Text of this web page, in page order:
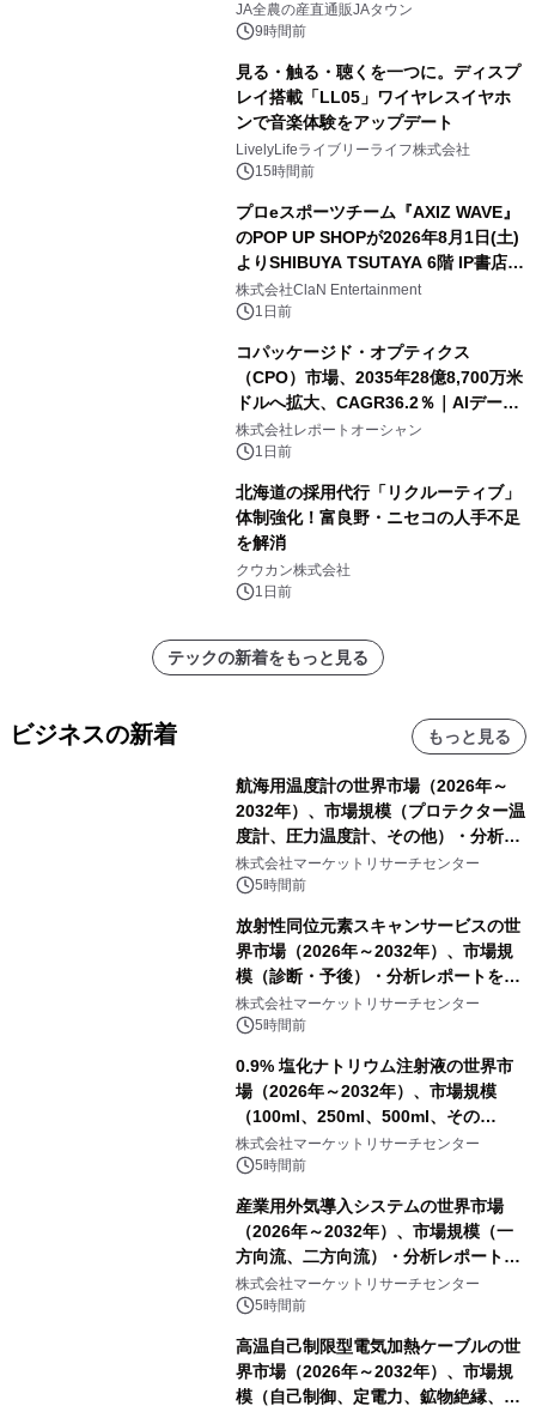
販売！～毎月１０日の定例企画～
JA全農の産直通販JAタウン
9時間前
見る・触る・聴くを一つに。ディスプ
レイ搭載「LL05」ワイヤレスイヤホ
ンで音楽体験をアップデート
LivelyLifeライブリーライフ株式会社
15時間前
プロeスポーツチーム『AXIZ WAVE』
のPOP UP SHOPが2026年8月1日(土)
よりSHIBUYA TSUTAYA 6階 IP書店で
開催決定！！
株式会社ClaN Entertainment
1日前
コパッケージド・オプティクス
（CPO）市場、2035年28億8,700万米
ドルへ拡大、CAGR36.2％｜AIデータ
センター・高速光通信需要が成長を加
速
株式会社レポートオーシャン
1日前
北海道の採用代行「リクルーティブ」
体制強化！富良野・ニセコの人手不足
を解消
クウカン株式会社
1日前
テックの新着をもっと見る
ビジネスの新着 もっと見る
航海用温度計の世界市場（2026年～
2032年）、市場規模（プロテクター温
度計、圧力温度計、その他）・分析レ
ポートを発表
株式会社マーケットリサーチセンター
5時間前
放射性同位元素スキャンサービスの世
界市場（2026年～2032年）、市場規
模（診断・予後）・分析レポートを発
表
株式会社マーケットリサーチセンター
5時間前
0.9% 塩化ナトリウム注射液の世界市
場（2026年～2032年）、市場規模
（100ml、250ml、500ml、その
他）・分析レポートを発表
株式会社マーケットリサーチセンター
5時間前
産業用外気導入システムの世界市場
（2026年～2032年）、市場規模（一
方向流、二方向流）・分析レポートを
発表
株式会社マーケットリサーチセンター
5時間前
高温自己制限型電気加熱ケーブルの世
界市場（2026年～2032年）、市場規
模（自己制御、定電力、鉱物絶縁、表